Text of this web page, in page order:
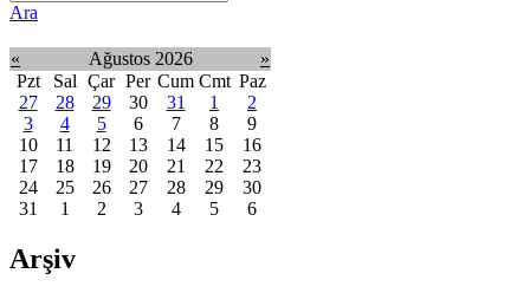
Ara
« Ağustos 2026
»
Pzt
Sal Çar Per Cum Cmt Paz
27
28 29 30 31 1
2
3
4 5 6 7 8
9
10
11 12 13 14 15
16
17
18 19 20 21 22
23
24
25 26 27 28 29
30
31
1 2 3 4 5 6
Arşiv